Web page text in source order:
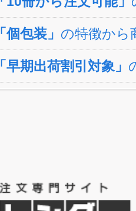
「個包装」 の特徴から
「早期出荷割引対象」